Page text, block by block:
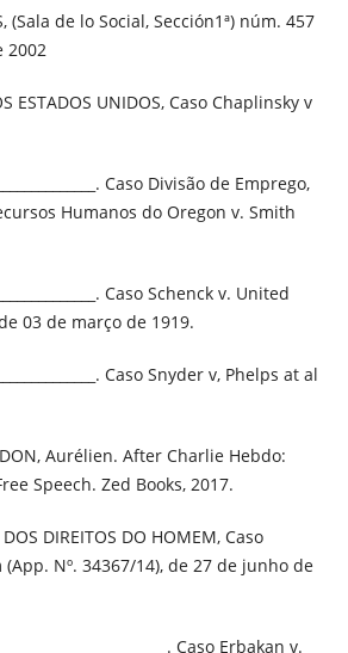
(Sala de lo Social, Sección1ª) núm. 457
2002
ESTADOS UNIDOS, Caso Chaplinsky v
Caso Divisão de Emprego,
Humanos do Oregon v. Smith
Caso Schenck v. United
03 de março de 1919.
Caso Snyder v, Phelps at al
Aurélien. After Charlie Hebdo:
Speech. Zed Books, 2017.
DIREITOS DO HOMEM, Caso
Nº. 34367/14), de 27 de junho de
Caso Erbakan v.